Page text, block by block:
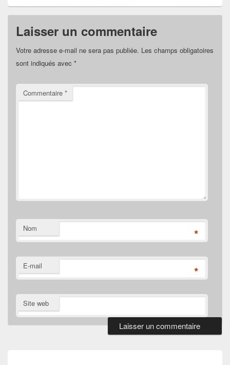
Laisser un commentaire
Votre adresse e-mail ne sera pas publiée. Les champs obligatoires
sont indiqués avec *
Commentaire *
Nom *
E-mail *
Site web